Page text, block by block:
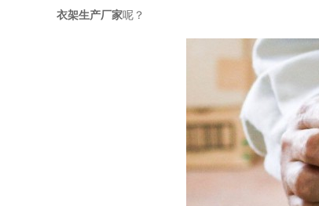
衣架生产厂家呢？